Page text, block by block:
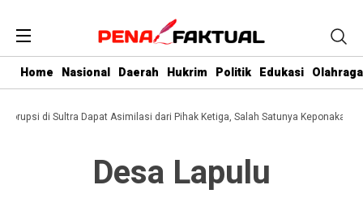
Home Nasional Daerah Hukrim Politik Edukasi Olahraga
Korupsi di Sultra Dapat Asimilasi dari Pihak Ketiga, Salah Satunya Keponakan
Desa Lapulu